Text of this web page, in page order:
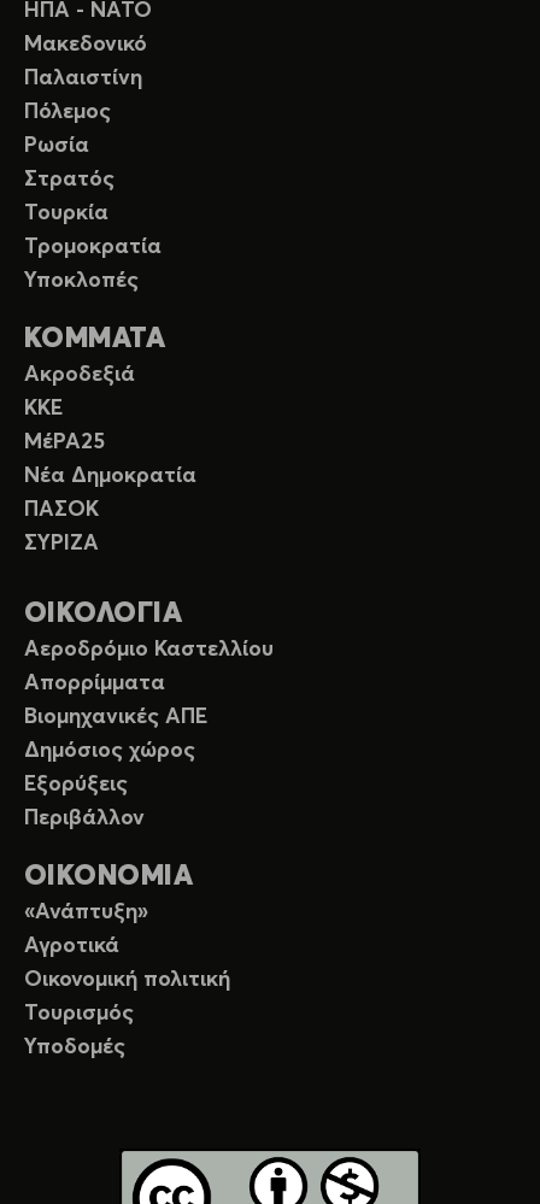
ΗΠΑ - ΝΑΤΟ
Μακεδονικό
Παλαιστίνη
Πόλεμος
Ρωσία
Στρατός
Τουρκία
Τρομοκρατία
Υποκλοπές
ΚΟΜΜΑΤΑ
Ακροδεξιά
ΚΚΕ
ΜέΡΑ25
Νέα Δημοκρατία
ΠΑΣΟΚ
ΣΥΡΙΖΑ
ΟΙΚΟΛΟΓΙΑ
Αεροδρόμιο Καστελλίου
Απορρίμματα
Βιομηχανικές ΑΠΕ
Δημόσιος χώρος
Εξορύξεις
Περιβάλλον
ΟΙΚΟΝΟΜΙΑ
«Ανάπτυξη»
Αγροτικά
Οικονομική πολιτική
Τουρισμός
Υποδομές